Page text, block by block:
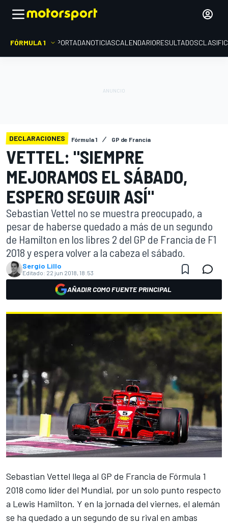
FÓRMULA 1 PORTADANOTICIASCALENDARIORESULTADOS
DECLARACIONES Fórmula 1 GP de Francia
VETTEL: "SIEMPRE
MEJORAMOS EL SÁBADO,
ESPERO SEGUIR ASÍ"
Sebastian Vettel no se muestra preocupado, a
pesar de haberse quedado a más de un segundo
de Hamilton en los libres 2 del GP de Francia de F1
2018 y espera volver a la cabeza el sábado.
Sergio Lillo
Editado: 22 jun 2018, 18:53
AÑADIR COMO FUENTE PRINCIPAL
Sebastian Vettel llega al GP de Francia de Fórmula 1
2018 como líder del Mundial, por un solo punto respecto
a Lewis Hamilton. Y en la jornada del viernes, el alemán
se ha quedado a un segundo de su rival en ambas